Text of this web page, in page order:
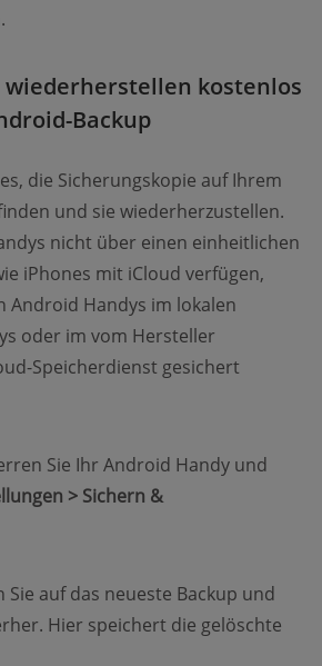
wiederherstellen kostenlos
Backup
die Sicherungskopie auf Ihrem
und sie wiederherzustellen.
nicht über einen einheitlichen
iPhones mit iCloud verfügen,
Android Handys im lokalen
oder im vom Hersteller
Speicherdienst gesichert
Sie Ihr Android Handy und
> Sichern &
Sie auf das neueste Backup und
Hier speichert die gelöschte